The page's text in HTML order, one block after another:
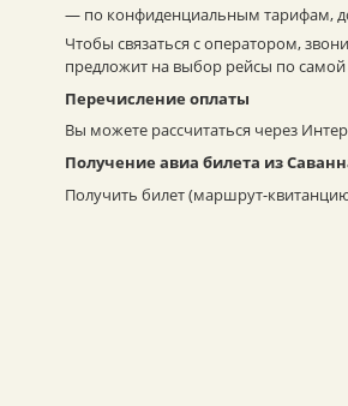
— по конфиденциальным тарифам,
Чтобы связаться с оператором,
предложит на выбор рейсы по
Перечисление оплаты
Вы можете рассчитаться через
Получение авиа билета из
Получить билет (маршрут-